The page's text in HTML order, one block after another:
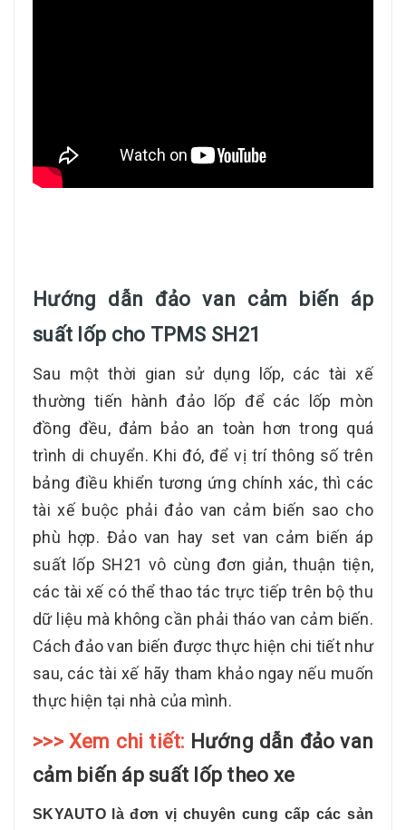
Hướng dẫn đảo van cảm biến áp
suất lốp cho TPMS SH21
Sau một thời gian sử dụng lốp, các tài xế
thường tiến hành đảo lốp để các lốp mòn
đồng đều, đảm bảo an toàn hơn trong quá
trình di chuyển. Khi đó, để vị trí thông số trên
bảng điều khiển tương ứng chính xác, thì các
tài xế buộc phải đảo van cảm biến sao cho
phù hợp. Đảo van hay set van cảm biến áp
suất lốp SH21 vô cùng đơn giản, thuận tiện,
các tài xế có thể thao tác trực tiếp trên bộ thu
dữ liệu mà không cần phải tháo van cảm biến.
Cách đảo van biến được thực hiện chi tiết như
sau, các tài xế hãy tham khảo ngay nếu muốn
thực hiện tại nhà của mình.
>>> Xem chi tiết: Hướng dẫn đảo van
cảm biến áp suất lốp theo xe
SKYAUTO là đơn vị chuyên cung cấp các sản